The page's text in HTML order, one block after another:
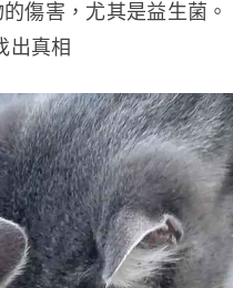
傷害，尤其是益生菌。
出真相